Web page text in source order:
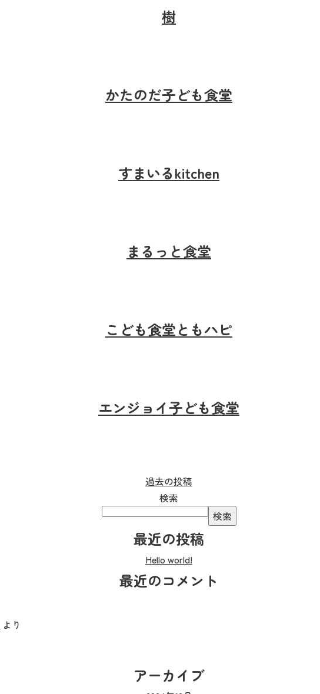
樹
かたのだ子ども食堂
すまいるkitchen
まるっと食堂
こども食堂ともハピ
エンジョイ子ども食堂
過去の投稿
検索
検索
最近の投稿
Hello world!
最近のコメント
より
アーカイブ